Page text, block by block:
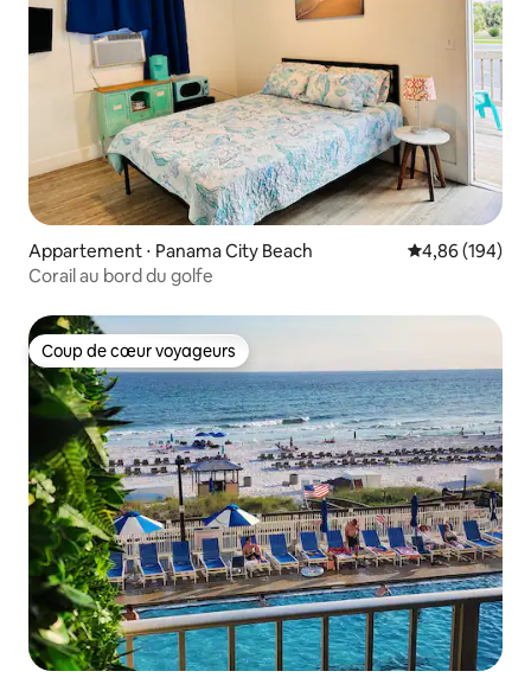
Appartement ⋅ Panama City Beach Évaluation
4,86 (194)
Corail au bord du golfe
Coup de cœur voyageurs
Coup de cœur voyageurs